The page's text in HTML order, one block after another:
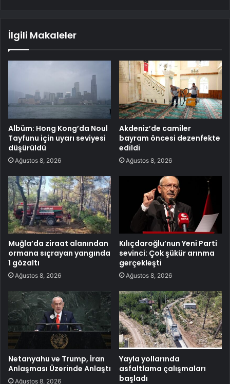
İlgili Makaleler
Albüm: Hong Kong’da Noul
Tayfunu için uyarı seviyesi
düşürüldü
Ağustos 8, 2026
Akdeniz’de camiler
bayram öncesi dezenfekte
edildi
Ağustos 8, 2026
Muğla’da ziraat alanından
ormana sıçrayan yangında
1 gözaltı
Ağustos 8, 2026
Kılıçdaroğlu’nun Yeni Parti
sevinci: Çok şükür arınma
gerçekleşti
Ağustos 8, 2026
Netanyahu ve Trump, İran
Anlaşması Üzerinde Anlaştı
Ağustos 8, 2026
Yayla yollarında
asfaltlama çalışmaları
başladı